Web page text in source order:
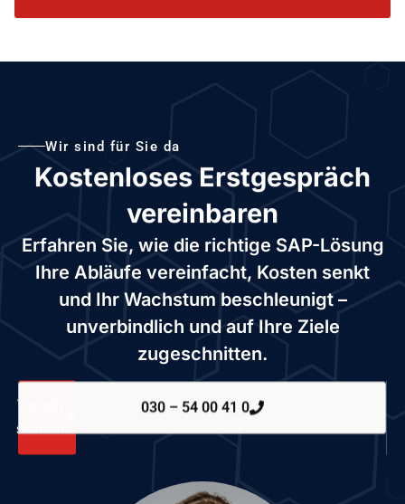
Wir sind für Sie da
Kostenloses Erstgespräch
vereinbaren
Erfahren Sie, wie die richtige SAP-Lösung
Ihre Abläufe vereinfacht, Kosten senkt
und Ihr Wachstum beschleunigt –
unverbindlich und auf Ihre Ziele
zugeschnitten.
Termin
sichern
030 – 54 00 41 0